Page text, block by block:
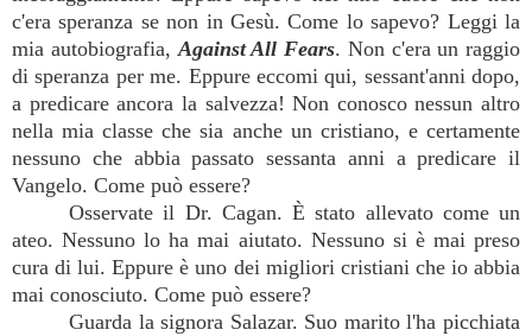
c'era speranza se non in Gesù. Come lo sapevo? Leggi la
mia autobiografia,Against All Fears. Non c'era un raggio
di speranza per me. Eppure eccomi qui, sessant'anni dopo,
a predicare ancora la salvezza! Non conosco nessun altro
nella mia classe che sia anche un cristiano, e certamente
nessuno che abbia passato sessanta anni a predicare il
Vangelo. Come può essere?
Osservate il Dr. Cagan. È stato allevato come un
ateo. Nessuno lo ha mai aiutato. Nessuno si è mai preso
cura di lui. Eppure è uno dei migliori cristiani che io abbia
mai conosciuto. Come può essere?
Guarda la signora Salazar. Suo marito l'ha picchiata